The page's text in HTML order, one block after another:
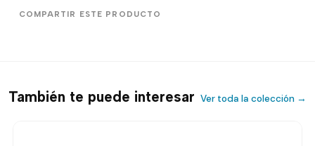
COMPARTIR ESTE PRODUCTO
También te puede interesar Ver toda la colección →